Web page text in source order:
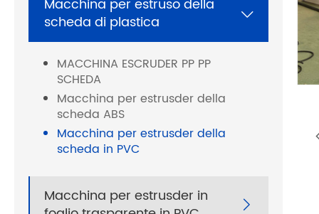
Macchina per estruso della
scheda di plastica

MACCHINA ESCRUDER PP PP
SCHEDA
Macchina per estrusder della
scheda ABS
Macchina per estrusder della
scheda in PVC
Macchina per estrusder in
